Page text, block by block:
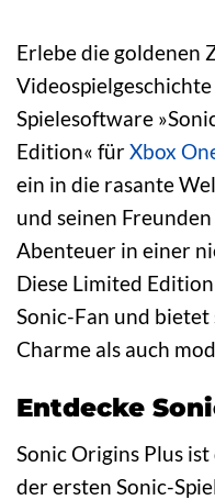
Erlebe die goldenen
Spielesoftware
Edition« fürXbox
ein in die rasante
und seinen
Abenteuer in einer
Diese Limited
Sonic-Fan und
Charme als auch
Entdecke
Sonic Origins Plus
der ersten Sonic-